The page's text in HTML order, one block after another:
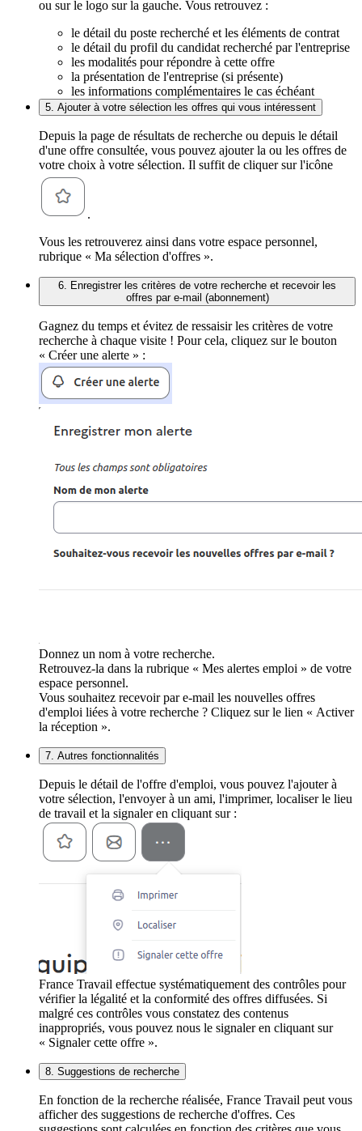
ou sur le logo sur la gauche. Vous retrouvez :
le détail du poste recherché et les éléments de contrat
le détail du profil du candidat recherché par l'entreprise
les modalités pour répondre à cette offre
la présentation de l'entreprise (si présente)
les informations complémentaires le cas échéant
5. Ajouter à votre sélection les offres qui vous intéressent
Depuis la page de résultats de recherche ou depuis le détail
d'une offre consultée, vous pouvez ajouter la ou les offres de
votre choix à votre sélection. Il suffit de cliquer sur l'icône
.
Vous les retrouverez ainsi dans votre espace personnel,
rubrique « Ma sélection d'offres ».
6. Enregistrer les critères de votre recherche et recevoir les
offres par e-mail (abonnement)
Gagnez du temps et évitez de ressaisir les critères de votre
recherche à chaque visite ! Pour cela, cliquez sur le bouton
« Créer une alerte » :
Donnez un nom à votre recherche.
Retrouvez-la dans la rubrique « Mes alertes emploi » de votre
espace personnel.
Vous souhaitez recevoir par e-mail les nouvelles offres
d'emploi liées à votre recherche ? Cliquez sur le lien « Activer
la réception ».
7. Autres fonctionnalités
Depuis le détail de l'offre d'emploi, vous pouvez l'ajouter à
votre sélection, l'envoyer à un ami, l'imprimer, localiser le lieu
de travail et la signaler en cliquant sur :
France Travail effectue systématiquement des contrôles pour
vérifier la légalité et la conformité des offres diffusées. Si
malgré ces contrôles vous constatez des contenus
inappropriés, vous pouvez nous le signaler en cliquant sur
« Signaler cette offre ».
8. Suggestions de recherche
En fonction de la recherche réalisée, France Travail peut vous
afficher des suggestions de recherche d'offres. Ces